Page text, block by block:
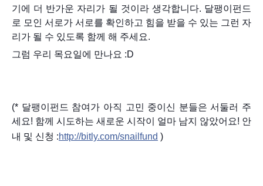
기에
더 반가운 자리가 될 것이라 생각합니다. 달팽이펀드
로 모인 서로가 서로를 확인하고 힘을 받을 수 있는 그런 자
리가 될 수 있도록 함께 해 주세요.
그럼 우리 목요일에 만나요 :D
(* 달팽이펀드 참여가 아직 고민 중이신 분들은 서둘러 주
세요! 함께 시도하는 새로운 시작이 얼마 남지 않았어요! 안
내 및 신청 :http://bitly.com/snailfund )